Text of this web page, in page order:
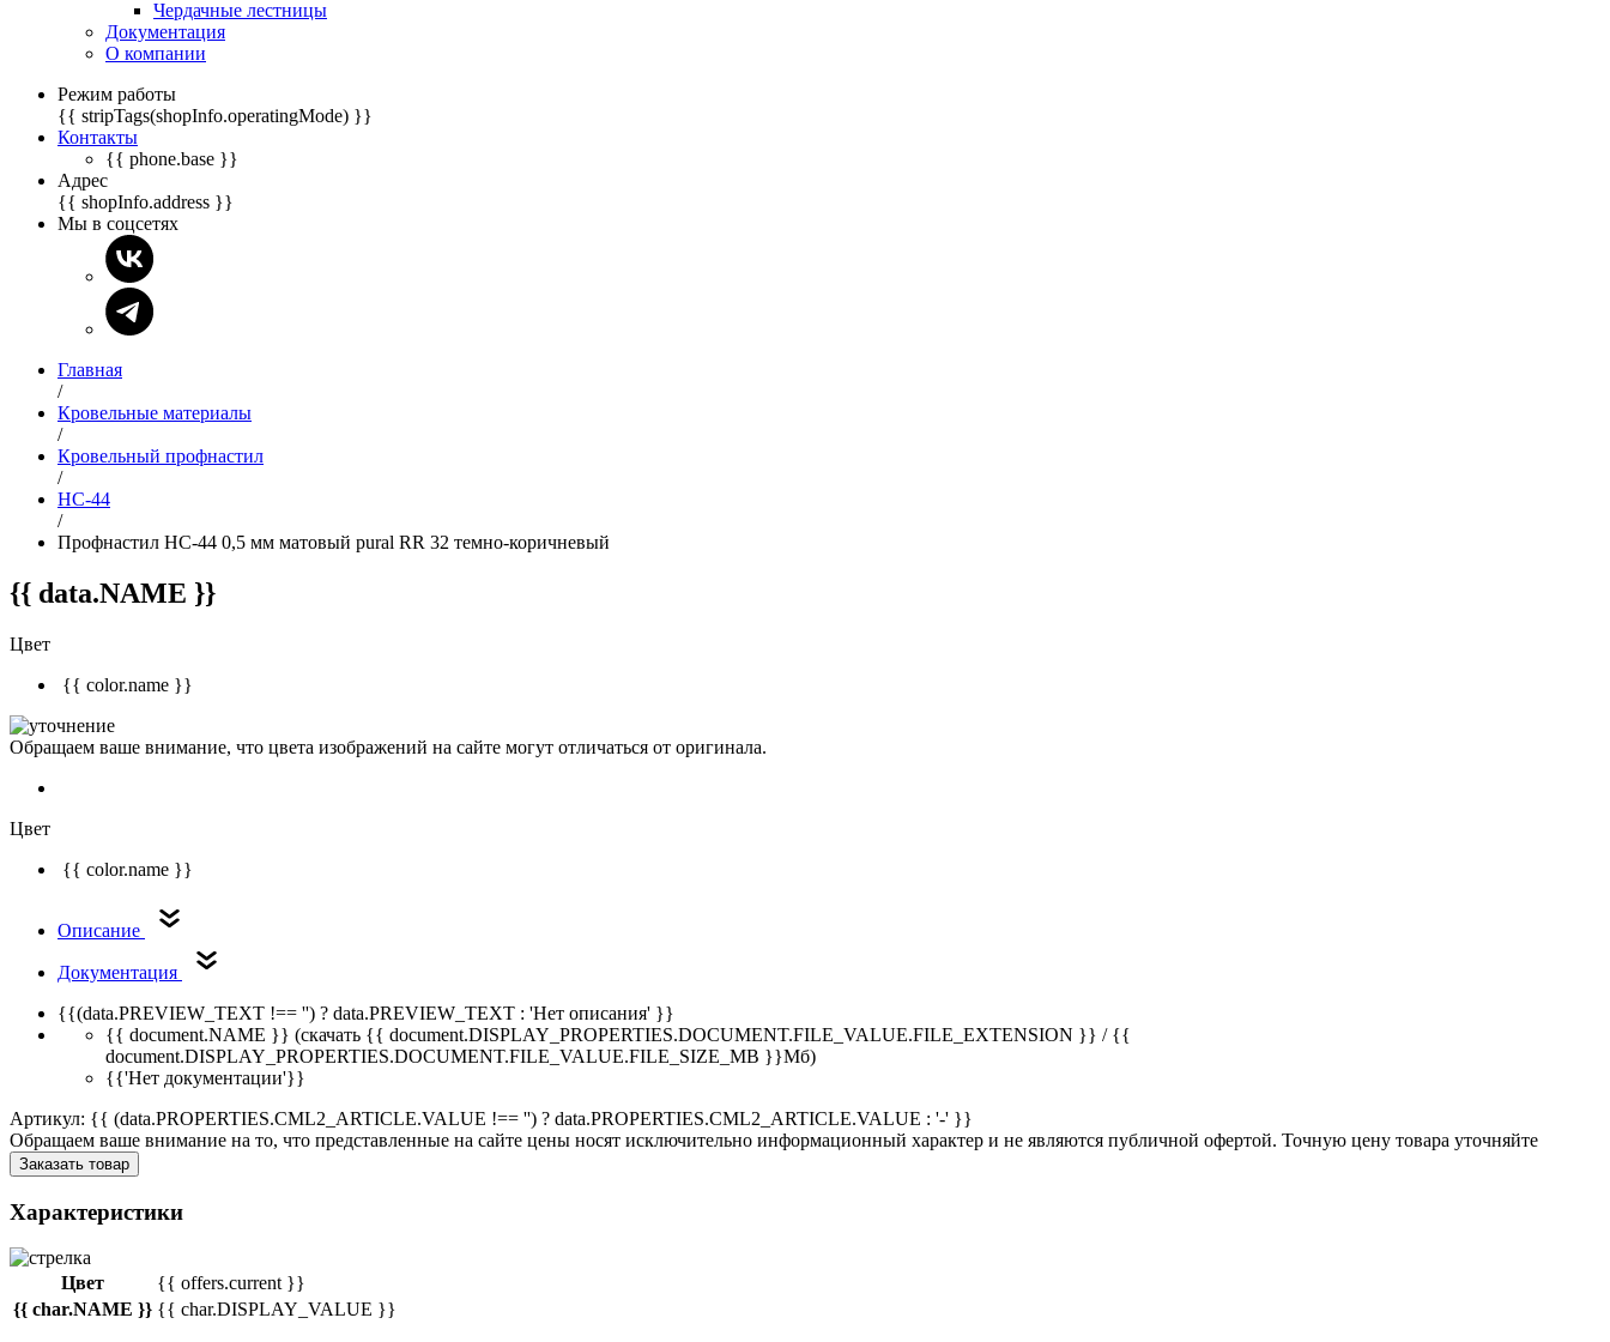
Чердачные лестницы
Документация
О компании
Режим работы
{{ stripTags(shopInfo.operatingMode) }}
Контакты
{{ phone.base }}
Адрес
{{ shopInfo.address }}
Мы в соцсетях
Главная
/
Кровельные материалы
/
Кровельный профнастил
/
НС-44
/
Профнастил НС-44 0,5 мм матовый pural RR 32 темно-коричневый
{{ data.NAME }}
Цвет
{{ color.name }}
Обращаем ваше внимание, что цвета изображений на сайте могут отличаться от оригинала.
Цвет
{{ color.name }}
Описание
Документация
{{(data.PREVIEW_TEXT !== '') ? data.PREVIEW_TEXT : 'Нет описания' }}
{{ document.NAME }} (скачать {{ document.DISPLAY_PROPERTIES.DOCUMENT.FILE_VALUE.FILE_EXTENSION }} / {{
document.DISPLAY_PROPERTIES.DOCUMENT.FILE_VALUE.FILE_SIZE_MB }}Мб)
{{'Нет документации'}}
Артикул: {{ (data.PROPERTIES.CML2_ARTICLE.VALUE !== '') ? data.PROPERTIES.CML2_ARTICLE.VALUE : '-' }}
Обращаем ваше внимание на то, что представленные на сайте цены носят исключительно информационный характер и не являются публичной офертой. Точную цену товара уточняйте
Заказать товар
Характеристики
Цвет
{{ offers.current }}
{{ char.NAME }} {{ char.DISPLAY_VALUE }}